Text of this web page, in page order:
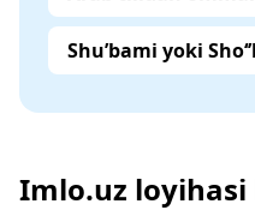
Shu’bami yoki
Imlo.uz loyihasi